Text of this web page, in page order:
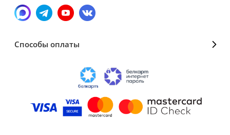
Способы оплаты